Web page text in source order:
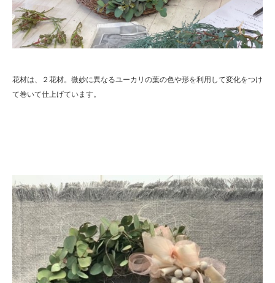
花材は、２花材。微妙に異なるユーカリの葉の色や形を利用して変化をつけ
て巻いて仕上げています。